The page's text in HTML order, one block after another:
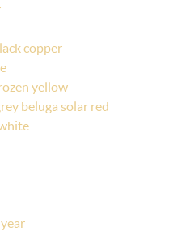
copper
yellow
beluga solar red